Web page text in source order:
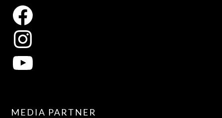
MEDIA PARTNER